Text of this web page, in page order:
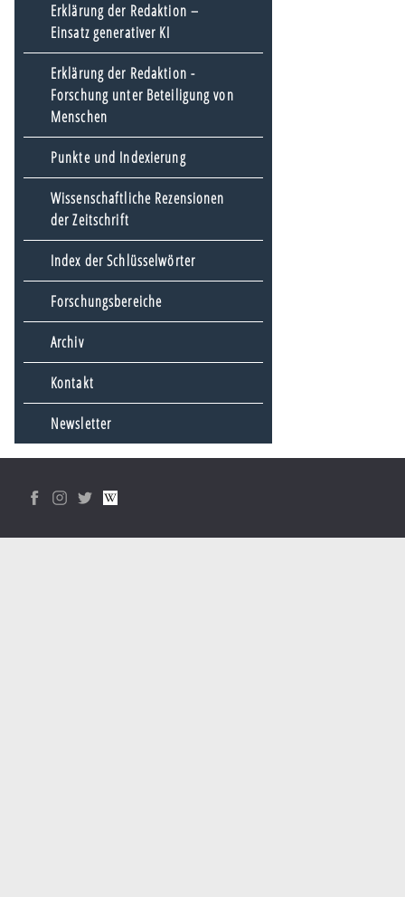
Erklärung der Redaktion –
Einsatz generativer KI
Erklärung der Redaktion -
Forschung unter Beteiligung von
Menschen
Punkte und Indexierung
Wissenschaftliche Rezensionen
der Zeitschrift
Index der Schlüsselwörter
Forschungsbereiche
Archiv
Kontakt
Newsletter